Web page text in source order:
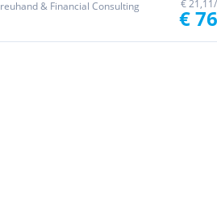
& Financial Consulting
€
€